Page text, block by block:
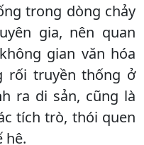
trong dòng chảy
gia, nên quan
gian văn hóa
rối truyền thống ở
ra di sản, cũng là
tích trò, thói quen
hệ.